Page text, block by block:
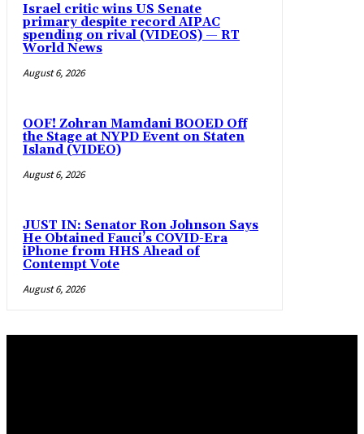
Israel critic wins US Senate
primary despite record AIPAC
spending on rival (VIDEOS) — RT
World News
August 6, 2026
OOF! Zohran Mamdani BOOED Off
the Stage at NYPD Event on Staten
Island (VIDEO)
August 6, 2026
JUST IN: Senator Ron Johnson Says
He Obtained Fauci’s COVID-Era
iPhone from HHS Ahead of
Contempt Vote
August 6, 2026